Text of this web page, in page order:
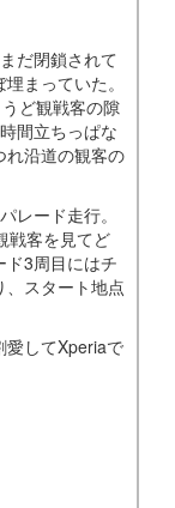
だ閉鎖されて
まっていた。
ど観戦客の隙
間立ちっぱな
れ沿道の観客の
レード走行。
戦客を見てど
ド3周目にはチ
、スタート地点
愛してXperiaで